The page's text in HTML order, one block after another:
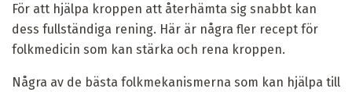
För att hjälpa kroppen att återhämta sig snabbt kan
dess fullständiga rening. Här är några fler recept för
folkmedicin som kan stärka och rena kroppen.
Några av de bästa folkmekanismerna som kan hjälpa till